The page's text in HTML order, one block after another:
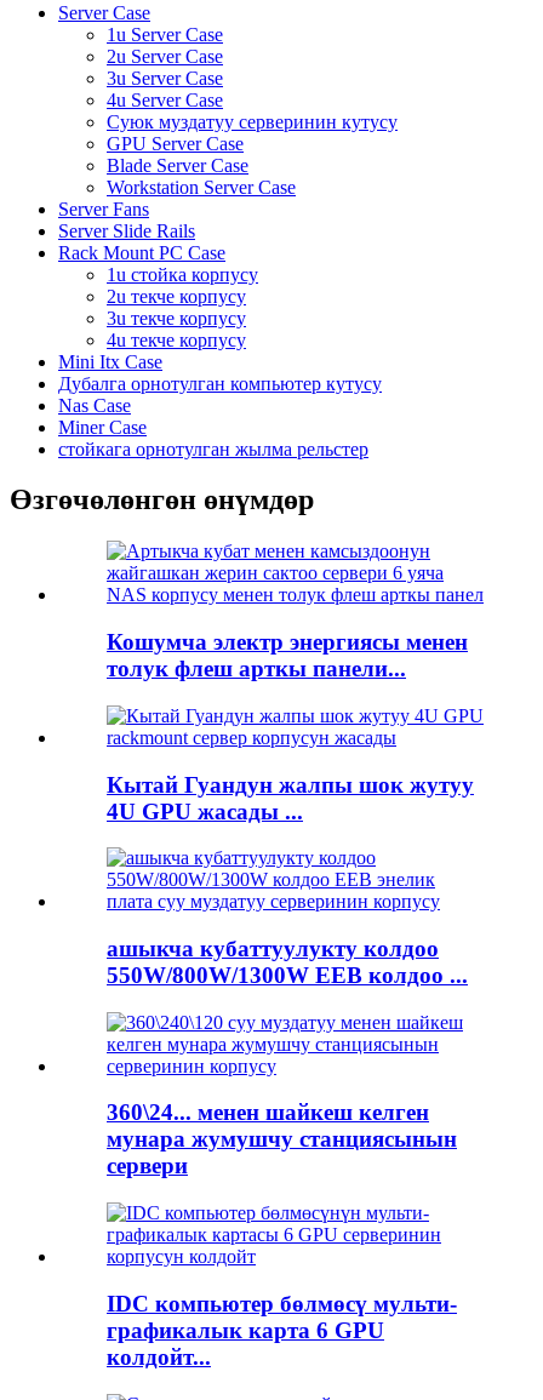
Server Case
1u Server Case
2u Server Case
3u Server Case
4u Server Case
Суюк муздатуу серверинин кутусу
GPU Server Case
Blade Server Case
Workstation Server Case
Server Fans
Server Slide Rails
Rack Mount PC Case
1u стойка корпусу
2u текче корпусу
3u текче корпусу
4u текче корпусу
Mini Itx Case
Дубалга орнотулган компьютер кутусу
Nas Case
Miner Case
стойкага орнотулган жылма рельстер
Өзгөчөлөнгөн өнүмдөр
Кошумча электр энергиясы менен
толук флеш арткы панели...
Кытай Гуандун жалпы шок жутуу
4U GPU жасады ...
ашыкча кубаттуулукту колдоо
550W/800W/1300W EEB колдоо ...
360\24... менен шайкеш келген
мунара жумушчу станциясынын
сервери
IDC компьютер бөлмөсү мульти-
графикалык карта 6 GPU
колдойт...